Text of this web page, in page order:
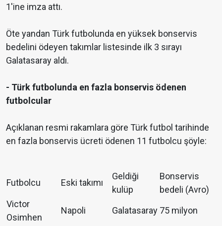
1'ine imza attı.
Öte yandan Türk futbolunda en yüksek bonservis
bedelini ödeyen takımlar listesinde ilk 3 sırayı
Galatasaray aldı.
- Türk futbolunda en fazla bonservis ödenen
futbolcular
Açıklanan resmi rakamlara göre Türk futbol tarihinde
en fazla bonservis ücreti ödenen 11 futbolcu şöyle:
Futbolcu Eski takımı
Geldiği
kulüp
Bonservis
bedeli (Avro)
Victor
Osimhen
Napoli Galatasaray 75 milyon